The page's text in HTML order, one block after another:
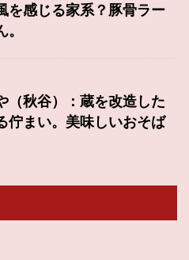
を感じる家系？豚骨ラー
秋谷）：蔵を改造した
佇まい。美味しいおそば